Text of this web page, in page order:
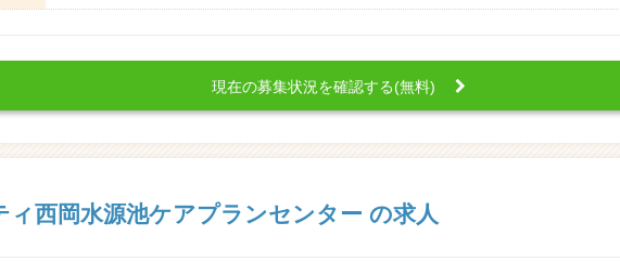
現在の募集状況を確認する(無料)
ィ西岡水源池ケアプランセンター の求人